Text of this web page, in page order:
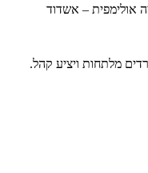
אולימפית – אשדוד
מלתחות ויציע קהל.